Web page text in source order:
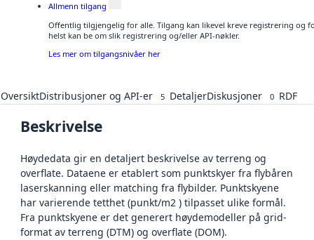
Allmenn tilgang
Offentlig tilgjengelig for alle. Tilgang kan likevel kreve registrering og
helst kan be om slik registrering og/eller API-nøkler.
Les mer om tilgangsnivåer her
OversiktDistribusjoner og API-er 5 DetaljerDiskusjoner 0 RDF
Beskrivelse
Høydedata gir en detaljert beskrivelse av terreng og
overflate. Dataene er etablert som punktskyer fra flybåren
laserskanning eller matching fra flybilder. Punktskyene
har varierende tetthet (punkt/m2 ) tilpasset ulike formål.
Fra punktskyene er det generert høydemodeller på grid-
format av terreng (DTM) og overflate (DOM).